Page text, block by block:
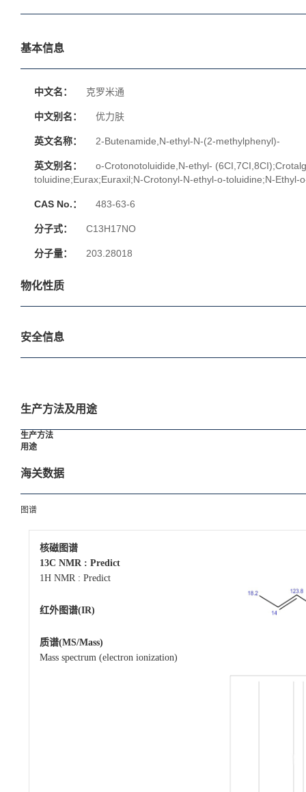
基本信息
中文名： 克罗米通
中文别名： 优力肤
英文名称： 2-Butenamide,N-ethyl-N-(2-methylphenyl)-
英文别名：
o-Crotonotoluidide,N-ethyl-
toluidine;Eurax;Euraxil;N-Crotonyl-N-ethyl-o-toluidine;N-Ethyl-
CAS No.： 483-63-6
分子式： C13H17NO
分子量： 203.28018
物化性质
安全信息
生产方法及用途
生产方法
用途
海关数据
图谱
核磁图谱
13C NMR : Predict
1H NMR : Predict
红外图谱(IR)
质谱(MS/Mass)
Mass spectrum (electron ionization)